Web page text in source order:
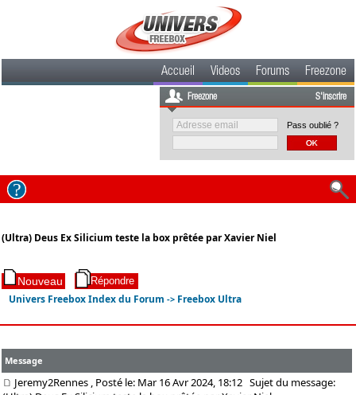
Accueil Videos Forums Freezone
Freezone S'inscrire
Pass oublié ?
(Ultra) Deus Ex Silicium teste la box prêtée par Xavier Niel
Univers Freebox Index du Forum -> Freebox Ultra
Message
Jeremy2Rennes , Posté le: Mar 16 Avr 2024, 18:12 Sujet du message: